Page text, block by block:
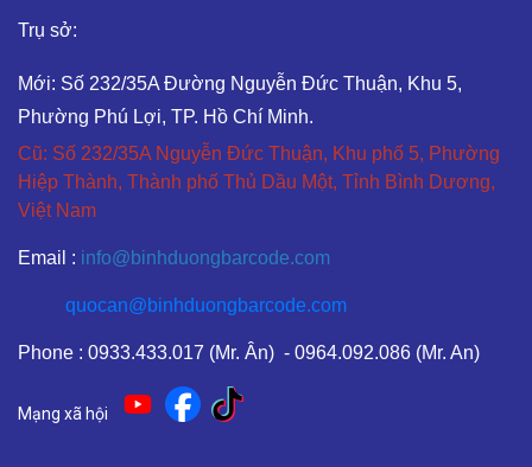
Trụ sở:
Mới: Số 232/35A Đường Nguyễn Đức Thuận, Khu 5,
Phường Phú Lợi, TP. Hồ Chí Minh.
Cũ: Số 232/35A Nguyễn Đức Thuận, Khu phố 5, Phường
Hiệp Thành, Thành phố Thủ Dầu Một, Tỉnh Bình Dương,
Việt Nam
Email : info@binhduongbarcode.com
quocan@binhduongbarcode.com
Phone : 0933.433.017 (Mr. Ân) - 0964.092.086 (Mr. An)
Mạng xã hội